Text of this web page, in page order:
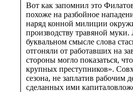
Вот как запомнил это
похоже на разбойное
наряд конной милиции
производству травяной
буквальном смысле слова
отгоняли от работавших на
стороны могло показаться,
крупных преступников».
сезона, не заплатив рабочим
сделанных ими